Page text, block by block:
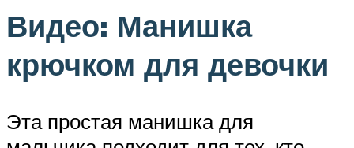
Видео: Манишка
крючком для девочки
Эта простая манишка для